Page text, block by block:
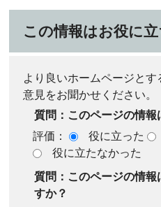
この情報はお役に
より良いホームページと
意見をお聞かせください。
質問：このページの情報
評価：
役に立った
役に立たなかった
質問：このページの情
すか？